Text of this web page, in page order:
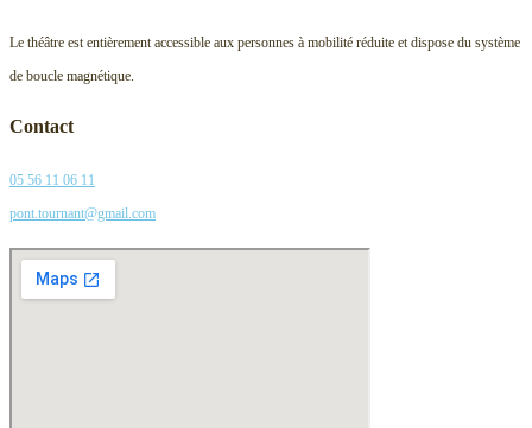
Le théâtre est entièrement accessible aux personnes à mobilité réduite et dispose du système
de boucle magnétique.
Contact
05 56 11 06 11
pont.tournant@gmail.com